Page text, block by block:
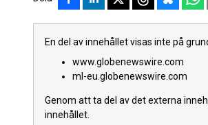
En del av innehållet visas inte på
www.globenewswire.com
ml-eu.globenewswire.com
Genom att ta del av det externa
innehållet.